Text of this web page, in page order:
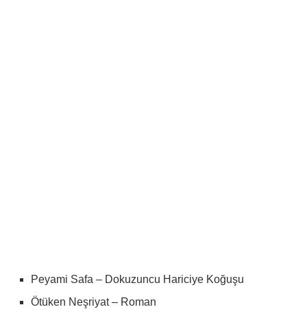
Peyami Safa – Dokuzuncu Hariciye Koğuşu
Ötüken Neşriyat – Roman